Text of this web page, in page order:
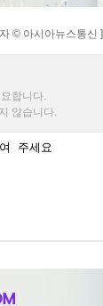
© 아시아뉴스통신 ]
합니다.
않습니다.